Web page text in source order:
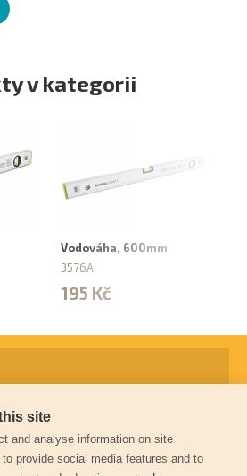
v kategorii
Vodováha, 600mm
3576A
195 Kč
site
and analyse information on site
provide social media features and to